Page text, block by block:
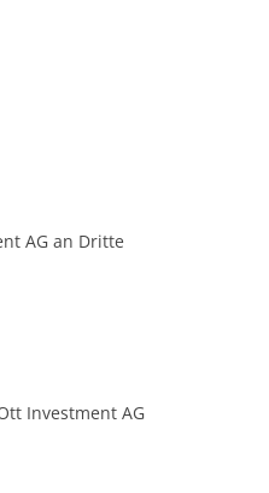
AG an Dritte
Investment AG